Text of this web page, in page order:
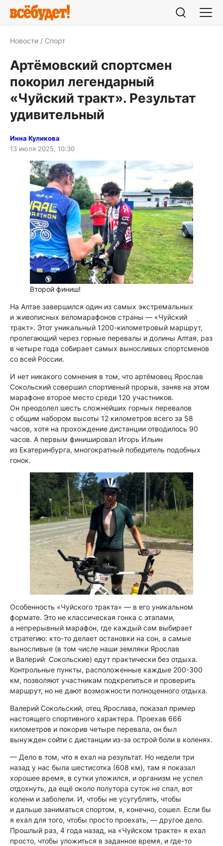
Новости Спорт
Артёмовский спортсмен
покорил легендарный
«Чуйский тракт». Результат
удивительный
Инна Куликова
13 июля 2025, 10:30
Второй финиш!
На Алтае завершился один из самых экстремальных
и живописных веломарафонов страны — «Чуйский
тракт». Этот уникальный 1200-километровый маршрут,
пролегающий через горные перевалы и долины Алтая, раз
в четыре года собирает самых выносливых спортсменов
со всей России.
И нет никакого сомнения в том, что артёмовец Ярослав
Сокольский совершил спортивный прорыв, заняв на этом
марафоне второе место среди 120 участников.
Он преодолел шесть сложнейших горных перевалов
с общим набором высоты 12 километров всего за 58
часов, хотя на прохождение дистанции отводилось 90
часов. А первым финишировал Игорь Ильин
из Екатеринбурга, многократный победитель подобных
гонок.
Особенность «Чуйского тракта» — в его уникальном
формате. Это не классическая гонка с этапами,
а непрерывный марафон, где каждый сам выбирает
стратегию: кто-то делает остановки на сон, а самые
выносливые (в том числе наши земляки Ярослав
и Валерий Сокольские) едут практически без отдыха.
Контрольные пункты, расположенные каждые 200-300
км, позволяют участникам подкрепиться и проверить
маршрут, но не дают возможности полноценного отдыха.
Валерий Сокольский, отец Ярослава, показал пример
настоящего спортивного характера. Проехав 666
километров и покорив четыре перевала, он был
вынужден сойти с дистанции из-за острой боли в коленях.
— Дело в том, что я ехал на результат. Но недели три
назад у нас была шестисотка (608 км), там я показал
хорошее время, в сутки уложился, и организм не успел
отдохнуть, да ещё около полутора суток не спал, вот
колени и заболели. И, чтобы не усугублять, чтобы
и дальше заниматься спортом, я, конечно, сошел. Если бы
я ехал для того, чтобы просто проехать, — другое дело.
Прошлый раз, 4 года назад, на «Чуйском тракте» я ехал
просто, чтобы уложиться в заданное время, и где-то